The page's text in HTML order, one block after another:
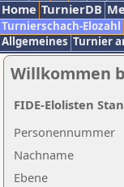
Home TurnierDB
Turnierschach-Elozahl
Allgemeines Turnier
Willkommen
Nachname
Ebene
Personennummer
FIDE-Elolisten